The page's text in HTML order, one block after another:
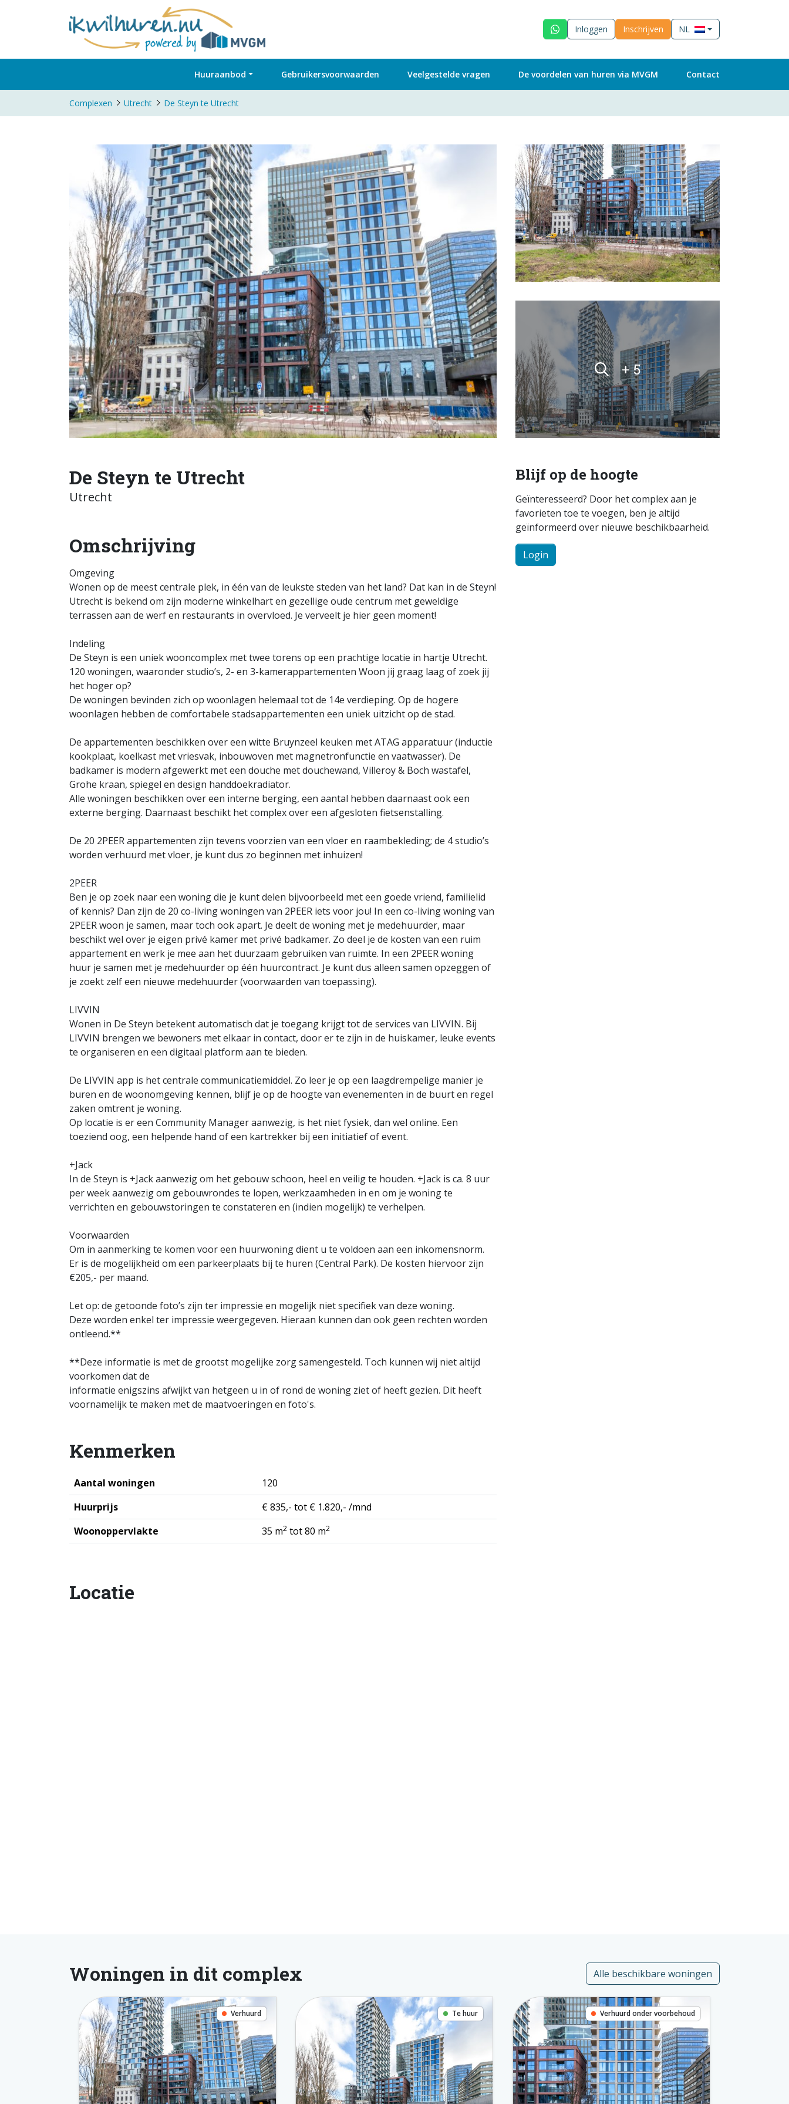
Inloggen Inschrijven NL
Huuraanbod Gebruikersvoorwaarden Veelgestelde vragen De voordelen van huren via MVGM Contact
Complexen Utrecht De Steyn te Utrecht
+ 5
Blijf op de hoogte
Geïnteresseerd? Door het complex aan je
favorieten toe te voegen, ben je altijd
geïnformeerd over nieuwe beschikbaarheid.
Login
De Steyn te Utrecht
Utrecht
Omschrijving
Omgeving
Wonen op de meest centrale plek, in één van de leukste steden van het land? Dat kan in de Steyn!
Utrecht is bekend om zijn moderne winkelhart en gezellige oude centrum met geweldige
terrassen aan de werf en restaurants in overvloed. Je verveelt je hier geen moment!
Indeling
De Steyn is een uniek wooncomplex met twee torens op een prachtige locatie in hartje Utrecht.
120 woningen, waaronder studio’s, 2- en 3-kamerappartementen Woon jij graag laag of zoek jij
het hoger op?
De woningen bevinden zich op woonlagen helemaal tot de 14e verdieping. Op de hogere
woonlagen hebben de comfortabele stadsappartementen een uniek uitzicht op de stad.
De appartementen beschikken over een witte Bruynzeel keuken met ATAG apparatuur (inductie
kookplaat, koelkast met vriesvak, inbouwoven met magnetronfunctie en vaatwasser). De
badkamer is modern afgewerkt met een douche met douchewand, Villeroy & Boch wastafel,
Grohe kraan, spiegel en design handdoekradiator.
Alle woningen beschikken over een interne berging, een aantal hebben daarnaast ook een
externe berging. Daarnaast beschikt het complex over een afgesloten fietsenstalling.
De 20 2PEER appartementen zijn tevens voorzien van een vloer en raambekleding; de 4 studio’s
worden verhuurd met vloer, je kunt dus zo beginnen met inhuizen!
2PEER
Ben je op zoek naar een woning die je kunt delen bijvoorbeeld met een goede vriend, familielid
of kennis? Dan zijn de 20 co-living woningen van 2PEER iets voor jou! In een co-living woning van
2PEER woon je samen, maar toch ook apart. Je deelt de woning met je medehuurder, maar
beschikt wel over je eigen privé kamer met privé badkamer. Zo deel je de kosten van een ruim
appartement en werk je mee aan het duurzaam gebruiken van ruimte. In een 2PEER woning
huur je samen met je medehuurder op één huurcontract. Je kunt dus alleen samen opzeggen of
je zoekt zelf een nieuwe medehuurder (voorwaarden van toepassing).
LIVVIN
Wonen in De Steyn betekent automatisch dat je toegang krijgt tot de services van LIVVIN. Bij
LIVVIN brengen we bewoners met elkaar in contact, door er te zijn in de huiskamer, leuke events
te organiseren en een digitaal platform aan te bieden.
De LIVVIN app is het centrale communicatiemiddel. Zo leer je op een laagdrempelige manier je
buren en de woonomgeving kennen, blijf je op de hoogte van evenementen in de buurt en regel
zaken omtrent je woning.
Op locatie is er een Community Manager aanwezig, is het niet fysiek, dan wel online. Een
toeziend oog, een helpende hand of een kartrekker bij een initiatief of event.
+Jack
In de Steyn is +Jack aanwezig om het gebouw schoon, heel en veilig te houden. +Jack is ca. 8 uur
per week aanwezig om gebouwrondes te lopen, werkzaamheden in en om je woning te
verrichten en gebouwstoringen te constateren en (indien mogelijk) te verhelpen.
Voorwaarden
Om in aanmerking te komen voor een huurwoning dient u te voldoen aan een inkomensnorm.
Er is de mogelijkheid om een parkeerplaats bij te huren (Central Park). De kosten hiervoor zijn
€205,- per maand.
Let op: de getoonde foto’s zijn ter impressie en mogelijk niet specifiek van deze woning.
Deze worden enkel ter impressie weergegeven. Hieraan kunnen dan ook geen rechten worden
ontleend.**
**Deze informatie is met de grootst mogelijke zorg samengesteld. Toch kunnen wij niet altijd
voorkomen dat de
informatie enigszins afwijkt van hetgeen u in of rond de woning ziet of heeft gezien. Dit heeft
voornamelijk te maken met de maatvoeringen en foto's.
Kenmerken
Aantal woningen
120
Huurprijs
€ 835,- tot € 1.820,- /mnd
Woonoppervlakte
35 m2 tot 80 m2
Locatie
Woningen in dit complex Alle beschikbare woningen
Verhuurd Te huur Verhuurd onder voorbehoud